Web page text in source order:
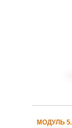
МОДУЛЬ 5.